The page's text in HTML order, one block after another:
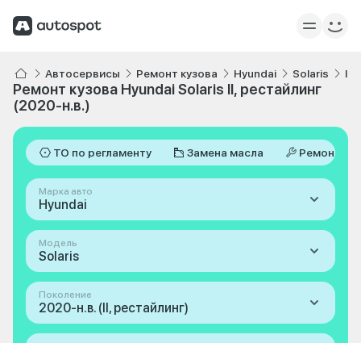
Автосервисы Ремонт кузова Hyundai Solaris II,
Ремонт кузова Hyundai Solaris II, рестайлинг
(2020-н.в.)
ТО по регламенту Замена масла Ремонт
Марка авто
Hyundai
Модель
Solaris
Поколение
2020-н.в. (II, рестайлинг)